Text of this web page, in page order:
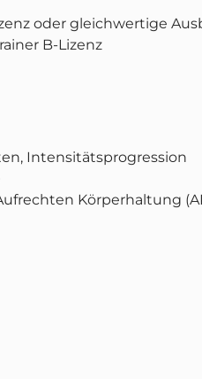
oder gleichwertige
B-Lizenz
Intensitätsprogression
Körperhaltung